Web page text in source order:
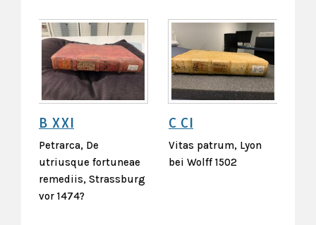
B XXI
Petrarca, De
utriusque fortuneae
remediis, Strassburg
vor 1474?
C CI
Vitas patrum, Lyon
bei Wolff 1502